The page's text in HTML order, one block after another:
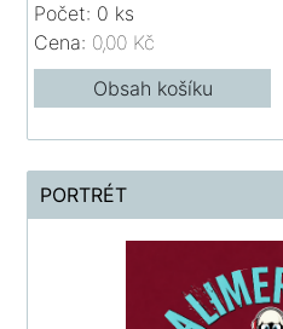
Počet: 0 ks
Cena: 0,00 Kč
Obsah košíku
PORTRÉT